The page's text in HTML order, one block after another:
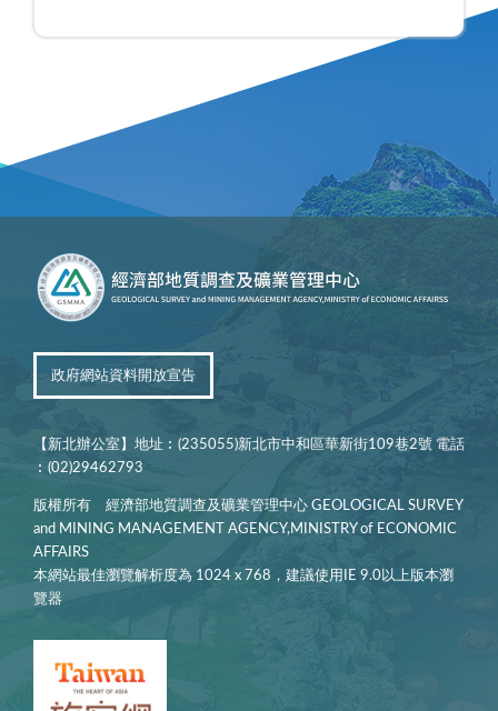
政府網站資料開放宣告
【新北辦公室】地址︰(235055)新北市中和區華新街109巷2號 電話
︰(02)29462793
版權所有 經濟部地質調查及礦業管理中心 GEOLOGICAL SURVEY
and MINING MANAGEMENT AGENCY,MINISTRY of ECONOMIC
AFFAIRS
本網站最佳瀏覽解析度為 1024 x 768，建議使用IE 9.0以上版本瀏
覽器